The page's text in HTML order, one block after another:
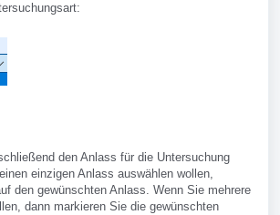
den Anlass für die Untersuchung
einzigen Anlass auswählen wollen,
den gewünschten Anlass. Wenn Sie mehrere
dann markieren Sie die gewünschten